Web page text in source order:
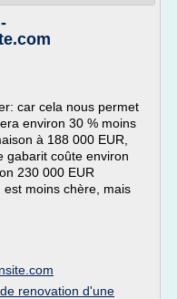
car cela nous permet
environ 30 % moins
à 188 000 EUR,
gabarit coûte environ
230 000 EUR
moins chère, mais
renovation d'une